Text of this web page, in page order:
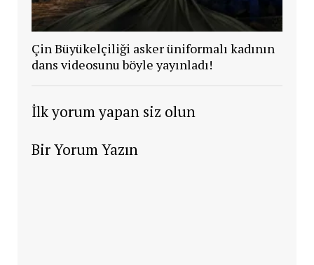
Çin Büyükelçiliği asker üniformalı kadının
dans videosunu böyle yayınladı!
İlk yorum yapan siz olun
Bir Yorum Yazın